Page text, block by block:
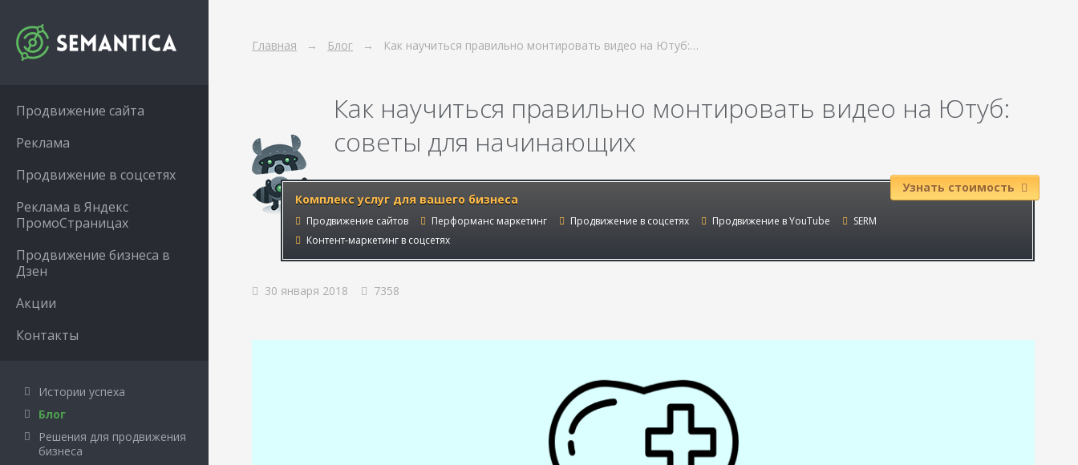
Главная Блог Как научиться правильно монтировать видео на Ютуб:…
Как научиться правильно монтировать видео на Ютуб:
советы для начинающих
Комплекс услуг для вашего бизнеса
Продвижение сайтов Перформанс маркетинг Продвижение в соцсетях Продвижение в YouTube
SERM
Контент-маркетинг в соцсетях
Узнать стоимость
30 января 2018 7358
Продвижение сайта
Реклама
Продвижение в соцсетях
Реклама в Яндекс
ПромоСтраницах
Продвижение бизнеса в
Дзен
Акции
Контакты
Истории успеха
Блог
Решения для продвижения
бизнеса